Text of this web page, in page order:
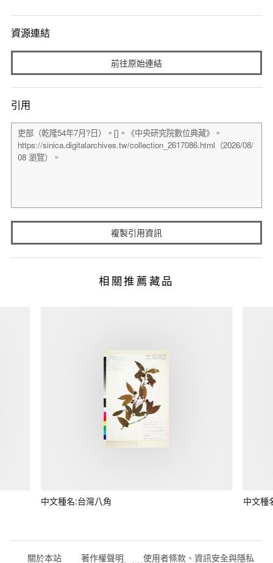
資源連結
前往原始連結
引用
複製引用資訊
相關推薦藏品
中文種名:台灣八角 中文種
關於本站 著作權聲明 使用者條款、資訊安全與隱私